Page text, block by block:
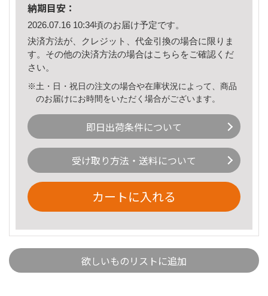
納期目安：
2026.07.16 10:34頃のお届け予定です。
決済方法が、クレジット、代金引換の場合に限りま
す。その他の決済方法の場合はこちら をご確認くだ
さい。
※土・日・祝日の注文の場合や在庫状況によって、商品
のお届けにお時間をいただく場合がございます。
即日出荷条件について
受け取り方法・送料について
カートに入れる
欲しいものリストに追加